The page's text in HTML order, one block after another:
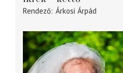
Rendező Árkosi Árpád